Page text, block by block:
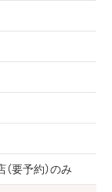
要予約）のみ